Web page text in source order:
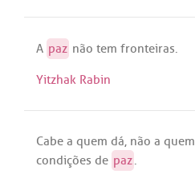
A paz não tem fronteiras.
Yitzhak Rabin
Cabe a quem dá, não a quem
condições de paz.